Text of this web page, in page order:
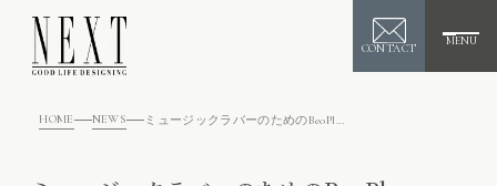
CONTACT
MENU
HOME NEWS